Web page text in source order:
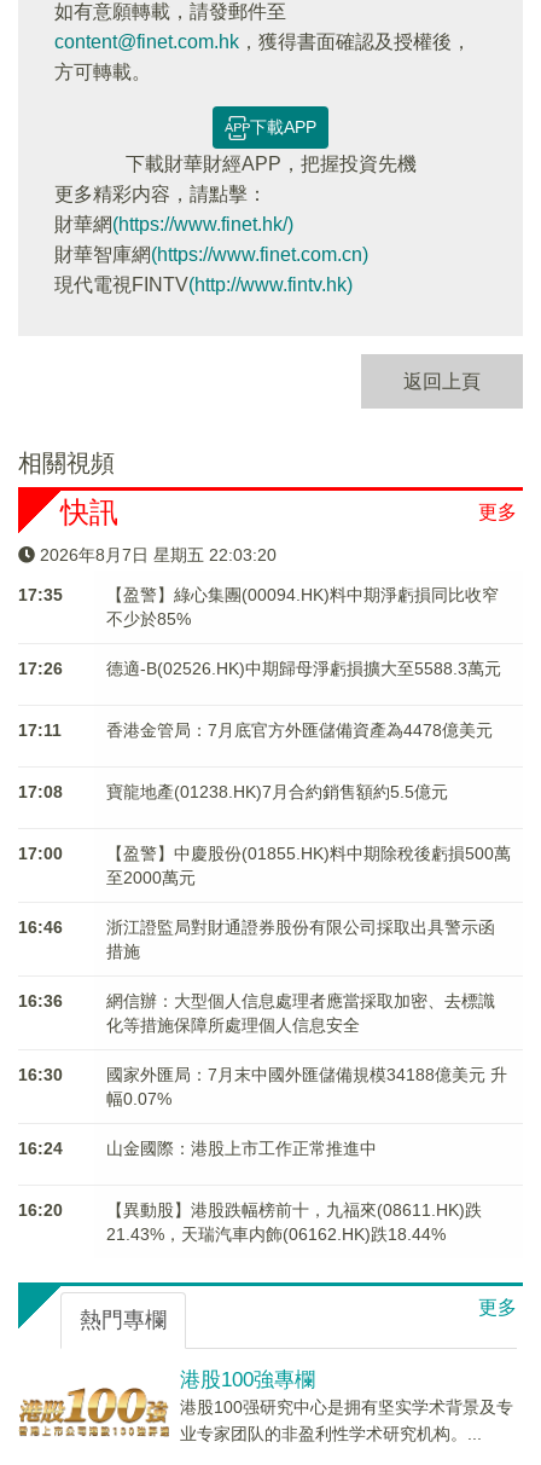
如有意願轉載，請發郵件至
content@finet.com.hk ，獲得書面確認及授權後，
方可轉載。
下載APP
下載財華財經APP，把握投資先機
更多精彩内容，請點擊：
財華網(https://www.finet.hk/)
財華智庫網(https://www.finet.com.cn)
現代電視FINTV(http://www.fintv.hk)
返回上頁
相關視頻
更多
快訊
2026年8月7日 星期五 22:03:20
17:35
【盈警】綠心集團(00094.HK)料中期淨虧損同比收窄
不少於85%
17:26 德適-B(02526.HK)中期歸母淨虧損擴大至5588.3萬元
17:11 香港金管局：7月底官方外匯儲備資產為4478億美元
17:08 寶龍地產(01238.HK)7月合約銷售額約5.5億元
17:00
【盈警】中慶股份(01855.HK)料中期除稅後虧損500萬
至2000萬元
16:46
浙江證監局對財通證券股份有限公司採取出具警示函
措施
16:36
網信辦：大型個人信息處理者應當採取加密、去標識
化等措施保障所處理個人信息安全
16:30
國家外匯局：7月末中國外匯儲備規模34188億美元 升
幅0.07%
16:24 山金國際：港股上市工作正常推進中
16:20
【異動股】港股跌幅榜前十，九福來(08611.HK)跌
21.43%，天瑞汽車内飾(06162.HK)跌18.44%
更多
熱門專欄
港股100強專欄
港股100强研究中心是拥有坚实学术背景及专
业专家团队的非盈利性学术研究机构。...